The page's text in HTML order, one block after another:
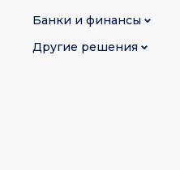
Банки и финансы
Другие решения